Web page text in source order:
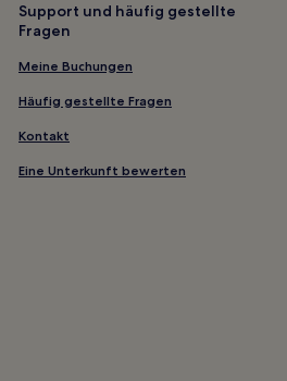
Mississippi
Bay
Support und häufig gestellte
Fragen
Meine Buchungen
Häufig gestellte Fragen
Kontakt
Eine Unterkunft bewerten